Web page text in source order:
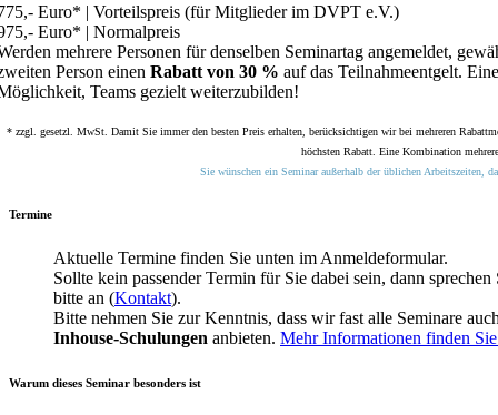
Euro* | Vorteilspreis (für Mitglieder im DVPT e.V.)
Euro* | Normalpreis
mehrere Personen für denselben Seminartag angemeldet,
Person einenRabatt von 30 % auf das Teilnahmeentgelt.
Teams gezielt weiterzubilden!
* zzgl. gesetzl. MwSt. Damit Sie immer den besten Preis erhalten, berücksichtigen wir bei mehreren
höchsten Rabatt. Eine Kombination
Sie wünschen ein Seminar außerhalb der üblichen Arbeitszeiten,
Termine
Aktuelle Termine finden Sie unten im Anmeldeformular.
Sollte kein passender Termin für Sie dabei sein, dann sprechen
bitte an (Kontakt).
Bitte nehmen Sie zur Kenntnis, dass wir fast alle Seminare
Inhouse-Schulungen anbieten. Mehr Informationen finden
Warum dieses Seminar besonders ist